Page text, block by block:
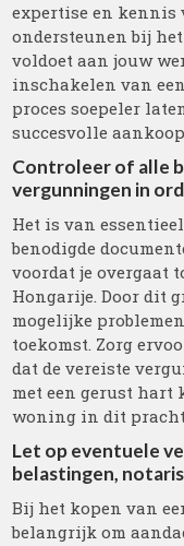
expertise en kennis
ondersteunen bij
voldoet aan jouw
inschakelen van
proces soepeler
succesvolle
Controleer of alle
vergunningen in
Het is van
benodigde
voordat je overgaat
Hongarije. Door dit
mogelijke
toekomst. Zorg
dat de vereiste
met een gerust hart
woning in dit
Let op eventuele
belastingen,
Bij het kopen van
belangrijk om